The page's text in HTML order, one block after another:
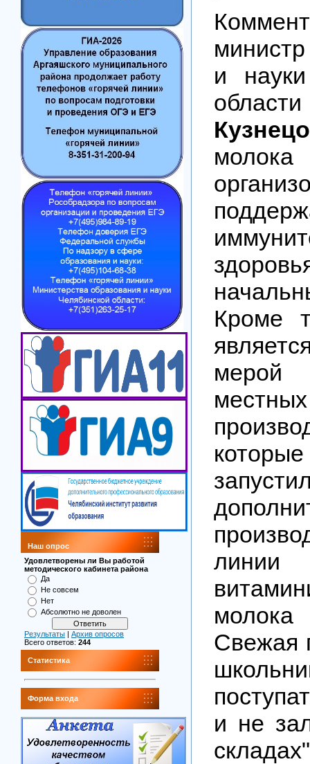
Наш опрос
Удовлетворены ли Вы работой
методического кабинета района
Да
Не совсем
Нет
Абсолютно не доволен
Результаты
Архив опросов
Всего ответов: 244
Статистика
Форма входа
и
Кроме
мерой
местных
линии
Свежая
и не